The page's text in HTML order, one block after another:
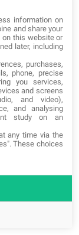
manera
information on
and share your
on this website or
later, including
purchases,
phone, precise
you services,
and screens
and video),
and analysing
study on an
any time via the
These choices